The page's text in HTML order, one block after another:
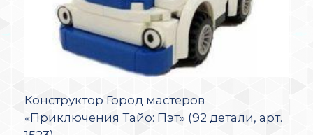
Конструктор Город мастеров
«Приключения Тайо: Пэт» (92 детали, арт.